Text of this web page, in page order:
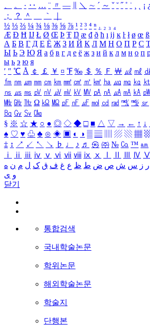
、
。 · ‥ … ¨ 〃 ― ＼ ∼ ´ ～ ˇ ˘ ˝ ˚ ˙ ¸ ¡ ¿
；
？ ＾ ｀
½ ⅓ ⅔ ¼ ¾ ⅛ ⅜ ⅝ ⅞ ¹ ² ³ ⁴ ⁿ ₁ ₂ ₃ ₄
Æ Ð Ħ Ĳ Ł Ø Œ Þ Ŧ Ŋ æ đ ð ħ ı ĳ ĸ ŀ ł ø œ ß
А Б В Г Д Е Ё Ж З И Й К Л М Н О П Р С
Ы Ь Э Ю Я а б в г д е ё ж з и й к л м н о п
ы ь э ю я
′ ″ ℃ Å ￠ ￡ ￥ ¤ ℉ ‰ ＄ ％ Ｆ ￦ ㎕ ㎖
㎙ ㎚ ㎛ ㎜ ㎝ ㎞ ㎟ ㎠ ㎡ ㎢ ㏊ ㎍ ㎎ ㎏ ㏏
㎱ ㎲ ㎳ ㎴ ㎵ ㎶ ㎷ ㎸ ㎹ ㎀ ㎁ ㎂ ㎃ ㎄ ㎺
㎒ ㎓ ㎔ Ω ㏀ ㏁ ㎊ ㎋ ㎌ ㏖ ㏅ ㎭ ㎮ ㎯ ㏛
㏃ ㏉ ㏜ ㏆
§ ※ ☆ ★ ○ ● ◎ ◇ ◆ □ ■ △ ▽ → ← ↑ ↓
♠ ♡ ♥ ♧ ♣ ⊙ ◈ ▣ ◐ ◑ ▒ ▤ ▨ ▧ ▦
‡ ↕ ↗ ↙ ↖ ↘ ♭ ♩ ♪ ♬ ㉿ ㈜ № ㏇ ™ ㏂
ⅰ
ⅱ ⅲ ⅳ ⅴ ⅵ ⅶ ⅷ ⅸ ⅹ Ⅳ Ⅴ
ر ز س ش ص ض ط ظ ع غ ف ق ک ل م ن ه
و ی
닫기
통합검색
국내학술논문
학위논문
해외학술논문
학술지
단행본